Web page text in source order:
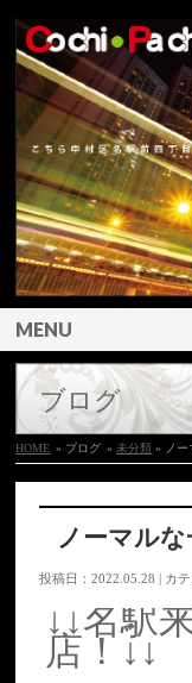
MENU
ブログ
HOME » ブログ »未分類 » ノー
ノーマルな
投稿日：2022.05.28 | カ
↓↓名駅
店！↓↓